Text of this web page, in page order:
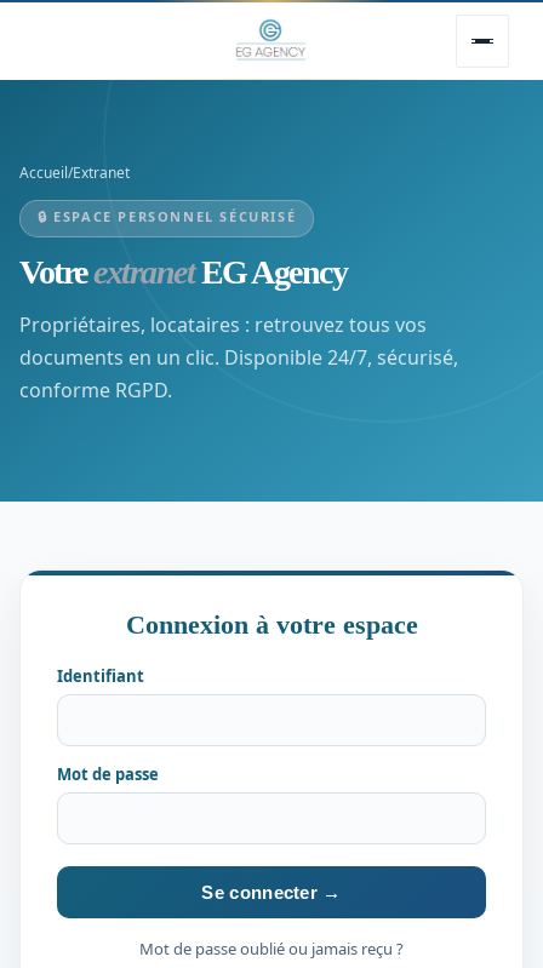
Accueil/Extranet
🔒 ESPACE PERSONNEL SÉCURISÉ
VotreextranetEG Agency
Propriétaires, locataires : retrouvez tous vos
documents en un clic. Disponible 24/7, sécurisé,
conforme RGPD.
Connexion à votre espace
Identifiant
Mot de passe
Se connecter →
Mot de passe oublié ou jamais reçu ?